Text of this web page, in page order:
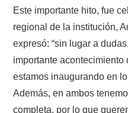
Este importante hito, fue
regional de la institución,
expresó: “sin lugar a
importante
estamos inaugurando en
Además, en ambos
completa, por lo que